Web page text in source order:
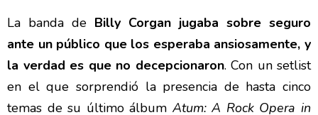
La banda de Billy Corgan jugaba sobre seguro
ante un público que los esperaba ansiosamente, y
la verdad es que no decepcionaron. Con un setlist
en el que sorprendió la presencia de hasta cinco
temas de su último álbum Atum: A Rock Opera in